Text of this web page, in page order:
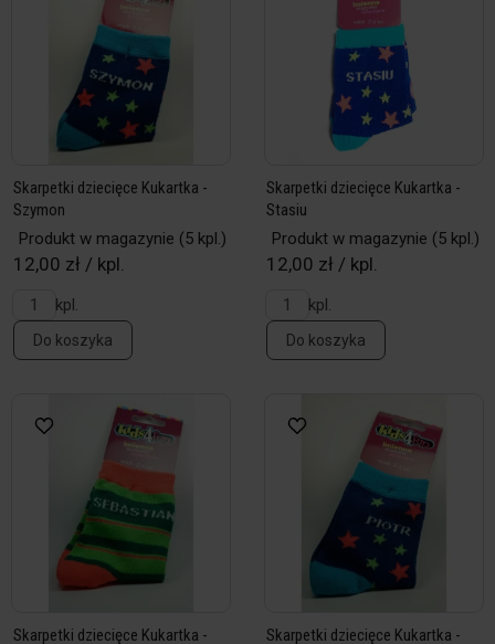
Skarpetki dziecięce Kukartka -
Szymon
Produkt w magazynie (5 kpl.)
12,00 zł / kpl.
kpl.
Do koszyka
Skarpetki dziecięce Kukartka -
Stasiu
Produkt w magazynie (5 kpl.)
12,00 zł / kpl.
kpl.
Do koszyka
Skarpetki dziecięce Kukartka -
Skarpetki dziecięce Kukartka -